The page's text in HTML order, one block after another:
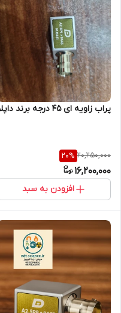
پراب زاویه ای 45 درجه برند داپلر
20,250,000
20%
16,200,000
افزودن به سبد